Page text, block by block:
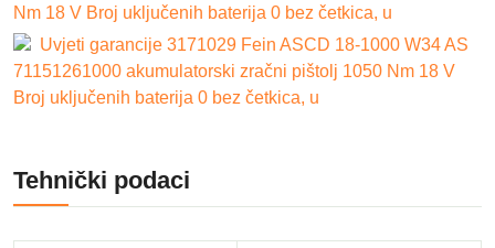
Nm 18 V Broj uključenih baterija 0 bez četkica, u
Uvjeti garancije 3171029 Fein ASCD 18-1000 W34 AS
71151261000 akumulatorski zračni pištolj 1050 Nm 18 V
Broj uključenih baterija 0 bez četkica, u
Tehnički podaci